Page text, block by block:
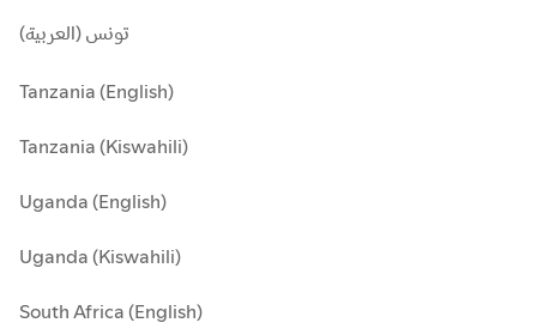
تونس (العربية)
Tanzania (English)
Tanzania (Kiswahili)
Uganda (English)
Uganda (Kiswahili)
South Africa (English)